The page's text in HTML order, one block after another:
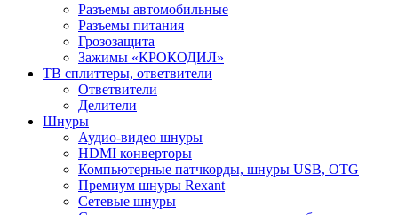
Разъемы автомобильные
Разъемы питания
Грозозащита
Зажимы «КРОКОДИЛ»
ТВ сплиттеры, ответвители
Ответвители
Делители
Шнуры
Аудио-видео шнуры
HDMI конверторы
Компьютерные патчкорды, шнуры USB, OTG
Премиум шнуры Rexant
Сетевые шнуры